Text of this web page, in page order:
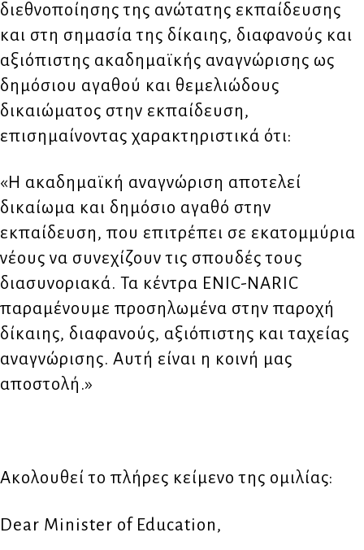
διεθνοποίησης της ανώτατης εκπαίδευσης
και στη σημασία της δίκαιης, διαφανούς και
αξιόπιστης ακαδημαϊκής αναγνώρισης ως
δημόσιου αγαθού και θεμελιώδους
δικαιώματος στην εκπαίδευση,
επισημαίνοντας χαρακτηριστικά ότι:
«Η ακαδημαϊκή αναγνώριση αποτελεί
δικαίωμα και δημόσιο αγαθό στην
εκπαίδευση, που επιτρέπει σε εκατομμύρια
νέους να συνεχίζουν τις σπουδές τους
διασυνοριακά. Τα κέντρα ENIC-NARIC
παραμένουμε προσηλωμένα στην παροχή
δίκαιης, διαφανούς, αξιόπιστης και ταχείας
αναγνώρισης. Αυτή είναι η κοινή μας
αποστολή.»
Ακολουθεί το πλήρες κείμενο της ομιλίας:
Dear Minister of Education,